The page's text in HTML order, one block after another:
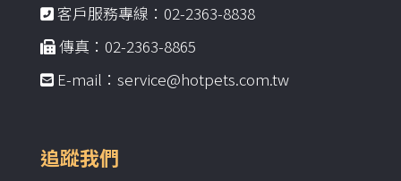
客戶服務專線：02-2363-8838
傳真：02-2363-8865
E-mail：service@hotpets.com.tw
追蹤我們